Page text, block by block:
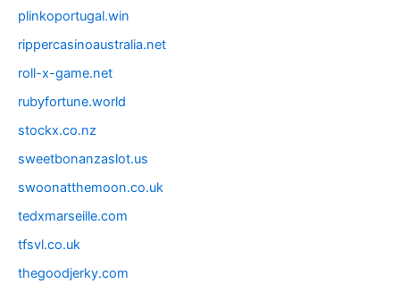
plinkoportugal.win
rippercasinoaustralia.net
roll-x-game.net
rubyfortune.world
stockx.co.nz
sweetbonanzaslot.us
swoonatthemoon.co.uk
tedxmarseille.com
tfsvl.co.uk
thegoodjerky.com